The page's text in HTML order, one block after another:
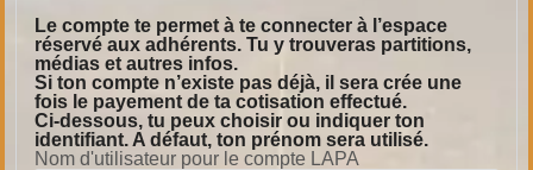
Le compte te permet à te connecter à l’espace
réservé aux adhérents. Tu y trouveras partitions,
médias et autres infos.
Si ton compte n’existe pas déjà, il sera crée une
fois le payement de ta cotisation effectué.
Ci-dessous, tu peux choisir ou indiquer ton
identifiant. A défaut, ton prénom sera utilisé.
Nom d'utilisateur pour le compte LAPA